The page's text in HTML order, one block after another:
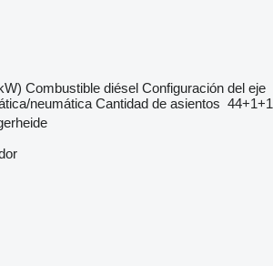
Combustible diésel Configuración del eje
neumática Cantidad de asientos 44+1+1